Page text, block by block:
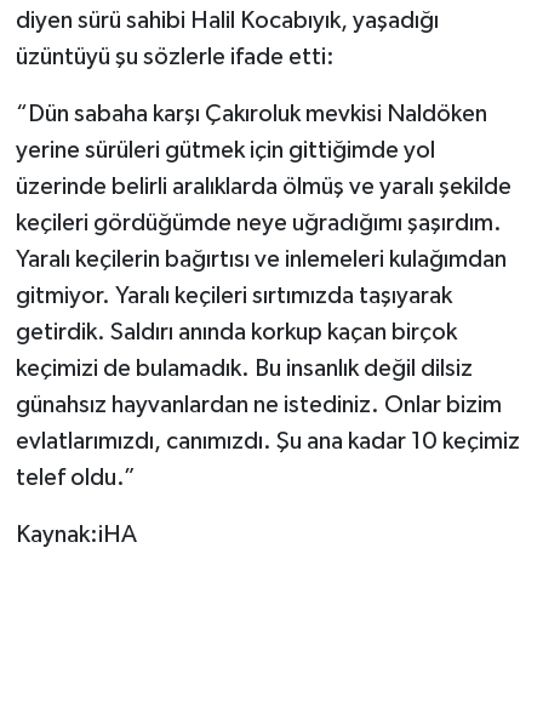
diyen sürü sahibi Halil Kocabıyık, yaşadığı
üzüntüyü şu sözlerle ifade etti:
“Dün sabaha karşı Çakıroluk mevkisi Naldöken
yerine sürüleri gütmek için gittiğimde yol
üzerinde belirli aralıklarda ölmüş ve yaralı şekilde
keçileri gördüğümde neye uğradığımı şaşırdım.
Yaralı keçilerin bağırtısı ve inlemeleri kulağımdan
gitmiyor. Yaralı keçileri sırtımızda taşıyarak
getirdik. Saldırı anında korkup kaçan birçok
keçimizi de bulamadık. Bu insanlık değil dilsiz
günahsız hayvanlardan ne istediniz. Onlar bizim
evlatlarımızdı, canımızdı. Şu ana kadar 10 keçimiz
telef oldu.”
Kaynak:iHA